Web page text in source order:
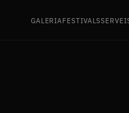
GALERIAFESTIVALS